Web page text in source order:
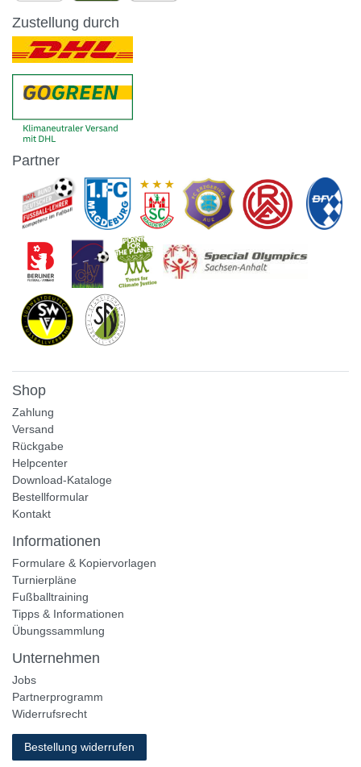
Zustellung durch
Partner
Shop
Zahlung
Versand
Rückgabe
Helpcenter
Download-Kataloge
Bestellformular
Kontakt
Informationen
Formulare & Kopiervorlagen
Turnierpläne
Fußballtraining
Tipps & Informationen
Übungssammlung
Unternehmen
Jobs
Partnerprogramm
Widerrufsrecht
Bestellung widerrufen